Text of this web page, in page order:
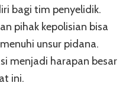
bagi tim penyelidik.
pihak kepolisian bisa
unsur pidana.
menjadi harapan besar
ini.